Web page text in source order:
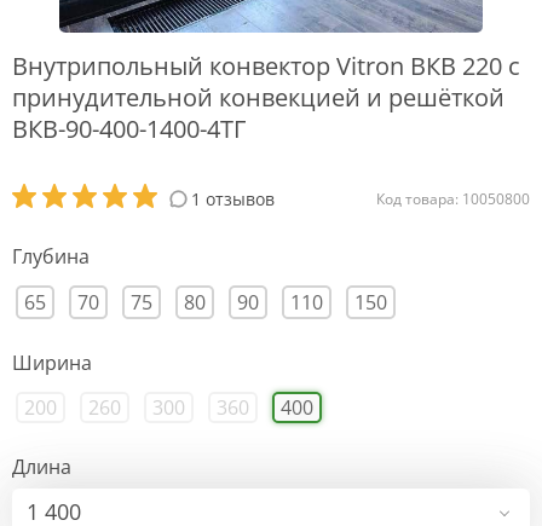
Внутрипольный конвектор Vitron ВКВ 220 с
принудительной конвекцией и решёткой
ВКВ-90-400-1400-4ТГ
1 отзывов Код товара: 10050800
Глубина
65
70 75 80 90 110 150
Ширина
200
260 300 360 400
Длина
1 400